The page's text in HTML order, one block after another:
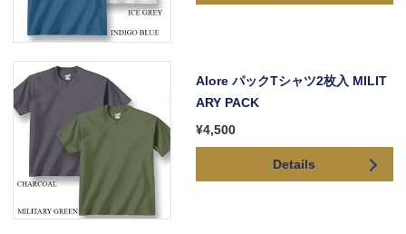
Alore パックTシャツ2枚入 MILIT
ARY PACK
¥4,500
Details